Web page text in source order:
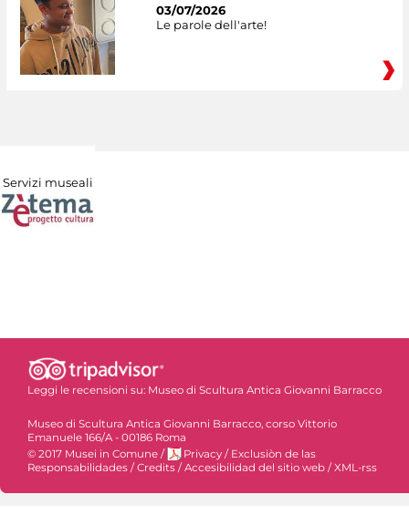
03/07/2026
Le parole dell'arte!
Servizi museali
Leggi le recensioni su: Museo di Scultura Antica Giovanni Barracco
Museo di Scultura Antica Giovanni Barracco, corso Vittorio
Emanuele 166/A - 00186 Roma
© 2017 Musei in Comune / Privacy / Exclusiòn de las
Responsabilidades / Credits / Accesibilidad del sitio web / XML-rss